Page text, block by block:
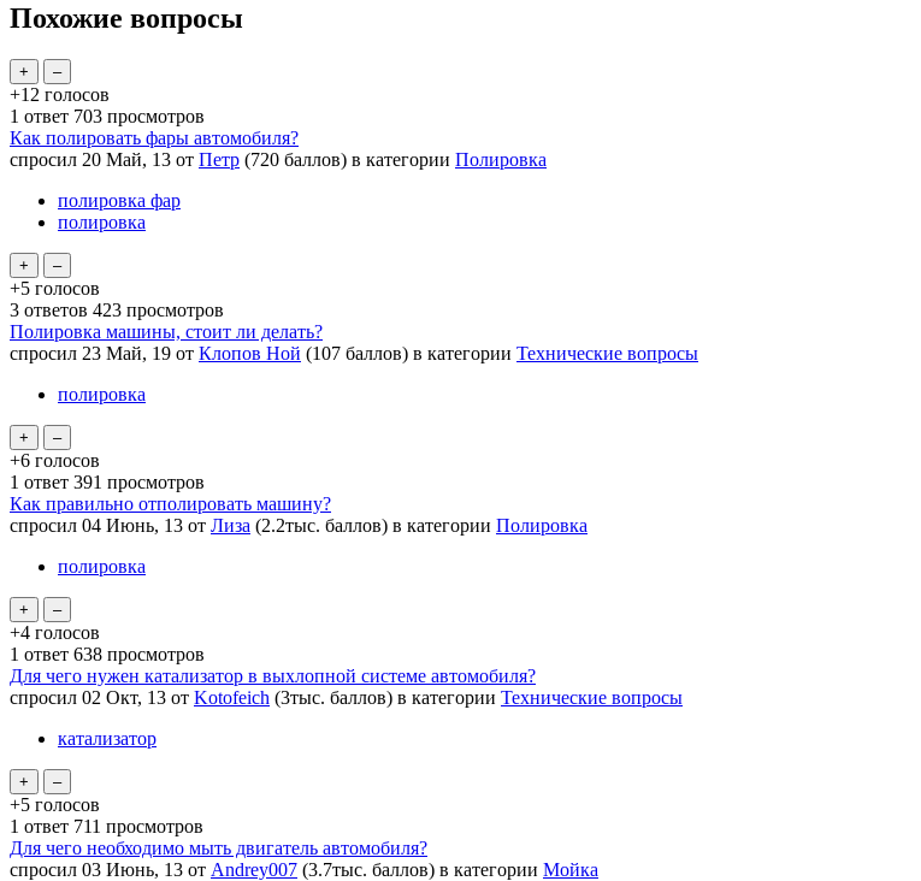
Похожие вопросы
+12 голосов
1 ответ 703 просмотров
Как полировать фары автомобиля?
спросил 20 Май, 13 от Петр (720 баллов) в категории Полировка
полировка фар
полировка
+5 голосов
3 ответов 423 просмотров
Полировка машины, стоит ли делать?
спросил 23 Май, 19 от Клопов Ной (107 баллов) в категории Технические вопросы
полировка
+6 голосов
1 ответ 391 просмотров
Как правильно отполировать машину?
спросил 04 Июнь, 13 от Лиза (2.2тыс. баллов) в категории Полировка
полировка
+4 голосов
1 ответ 638 просмотров
Для чего нужен катализатор в выхлопной системе автомобиля?
спросил 02 Окт, 13 от Kotofeich (3тыс. баллов) в категории Технические вопросы
катализатор
+5 голосов
1 ответ 711 просмотров
Для чего необходимо мыть двигатель автомобиля?
спросил 03 Июнь, 13 от Andrey007 (3.7тыс. баллов) в категории Мойка